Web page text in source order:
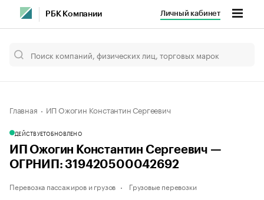
РБК Компании Личный кабинет
Главная ИП Ожогин Константин Сергеевич
ДЕЙСТВУЕТОБНОВЛЕНО
ИП Ожогин Константин Сергеевич —
ОГРНИП: 319420500042692
Перевозка пассажиров и грузов Грузовые перевозки